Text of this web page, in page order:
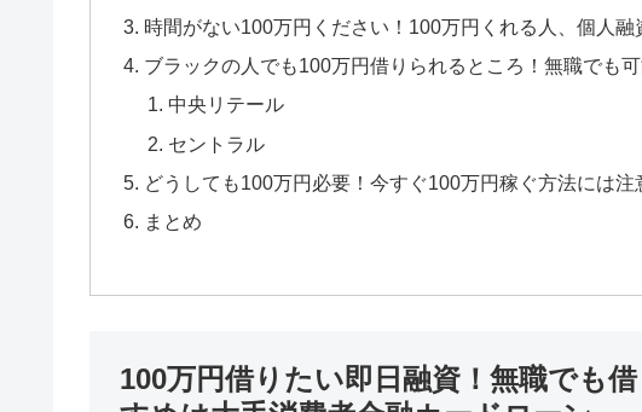
時間がない100万円ください！100万円くれる人、個人融
ブラックの人でも100万円借りられるところ！無職でも
中央リテール
セントラル
どうしても100万円必要！今すぐ100万円稼ぐ方法には注
まとめ
100万円借りたい即日融資！無職でも